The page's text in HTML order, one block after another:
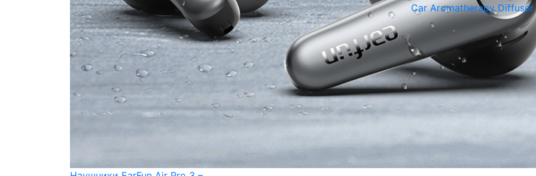
Car Aromatherapy Diffuser